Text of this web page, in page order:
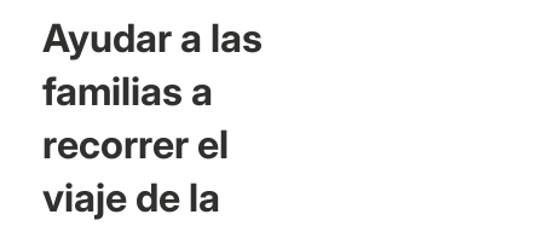
Ayudar a las
familias a
recorrer el
viaje de la